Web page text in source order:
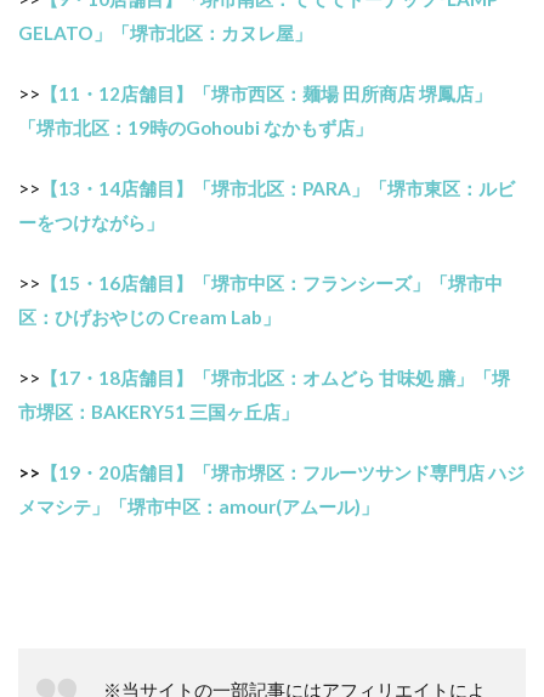
GELATO」「堺市北区：カヌレ屋」
>> 【11・12店舗目】「堺市西区：麺場 田所商店 堺鳳店」
「堺市北区：19時のGohoubi なかもず店」
>> 【13・14店舗目】「堺市北区：PARA」「堺市東区：ルビ
ーをつけながら」
>> 【15・16店舗目】「堺市中区：フランシーズ」「堺市中
区：ひげおやじの Cream Lab」
>> 【17・18店舗目】「堺市北区：オムどら 甘味処 膳」「堺
市堺区：BAKERY51 三国ヶ丘店」
>> 【19・20店舗目】「堺市堺区：フルーツサンド専門店 ハジ
メマシテ」「堺市中区：amour(アムール)」
※当サイトの一部記事にはアフィリエイトによ